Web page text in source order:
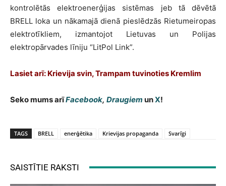
kontrolētās elektroenerģijas sistēmas jeb tā dēvētā
BRELL loka un nākamajā dienā pieslēdzās Rietumeiropas
elektrotīkliem, izmantojot Lietuvas un Polijas
elektropārvades līniju “LitPol Link”.
Lasiet arī: Krievija svin, Trampam tuvinoties Kremlim
Seko mums arīFacebook, Draugiem unX!
TAGS BRELL enerģētika Krievijas propaganda Svarīgi
SAISTĪTIE RAKSTI